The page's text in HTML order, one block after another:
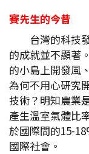
賽先生的今昔
台灣的科技
的成就並不顯著
的小島上開發風
為何不用心研究
技術？明知農業
產生溫室氣體比
於國際間的15-
國際社會。